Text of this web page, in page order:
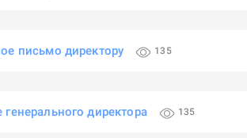
письмо директору 135
директора 135